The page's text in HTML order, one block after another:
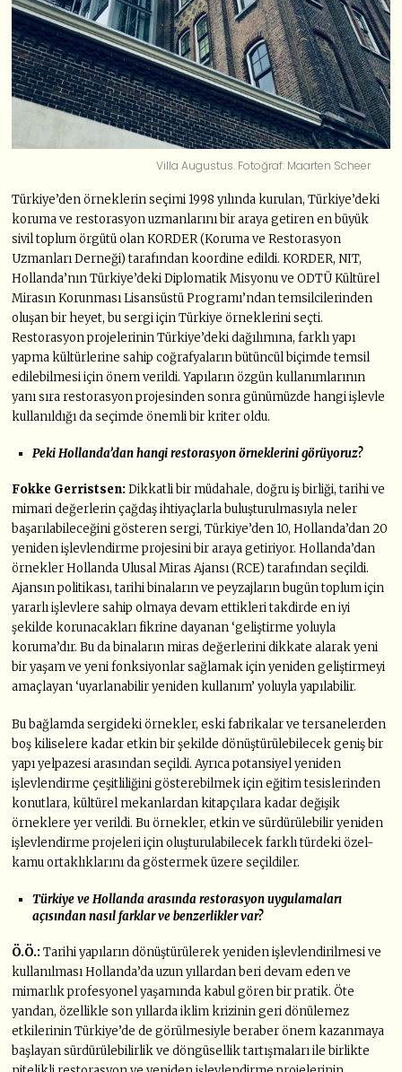
Villa Augustus. Fotoğraf: Maarten Scheer
Türkiye’den örneklerin seçimi 1998 yılında kurulan, Türkiye’deki
koruma ve restorasyon uzmanlarını bir araya getiren en büyük
sivil toplum örgütü olan KORDER (Koruma ve Restorasyon
Uzmanları Derneği) tarafından koordine edildi. KORDER, NIT,
Hollanda’nın Türkiye’deki Diplomatik Misyonu ve ODTÜ Kültürel
Mirasın Korunması Lisansüstü Programı’ndan temsilcilerinden
oluşan bir heyet, bu sergi için Türkiye örneklerini seçti.
Restorasyon projelerinin Türkiye’deki dağılımına, farklı yapı
yapma kültürlerine sahip coğrafyaların bütüncül biçimde temsil
edilebilmesi için önem verildi. Yapıların özgün kullanımlarının
yanı sıra restorasyon projesinden sonra günümüzde hangi işlevle
kullanıldığı da seçimde önemli bir kriter oldu.
Peki Hollanda’dan hangi restorasyon örneklerini görüyoruz?
Fokke Gerristsen:Dikkatli bir müdahale, doğru iş birliği, tarihi ve
mimari değerlerin çağdaş ihtiyaçlarla buluşturulmasıyla neler
başarılabileceğini gösteren sergi, Türkiye’den 10, Hollanda’dan 20
yeniden işlevlendirme projesini bir araya getiriyor. Hollanda’dan
örnekler Hollanda Ulusal Miras Ajansı (RCE) tarafından seçildi.
Ajansın politikası, tarihi binaların ve peyzajların bugün toplum için
yararlı işlevlere sahip olmaya devam ettikleri takdirde en iyi
şekilde korunacakları fikrine dayanan ‘geliştirme yoluyla
koruma’dır. Bu da binaların miras değerlerini dikkate alarak yeni
bir yaşam ve yeni fonksiyonlar sağlamak için yeniden geliştirmeyi
amaçlayan ‘uyarlanabilir yeniden kullanım’ yoluyla yapılabilir.
Bu bağlamda sergideki örnekler, eski fabrikalar ve tersanelerden
boş kiliselere kadar etkin bir şekilde dönüştürülebilecek geniş bir
yapı yelpazesi arasından seçildi. Ayrıca potansiyel yeniden
işlevlendirme çeşitliliğini gösterebilmek için eğitim tesislerinden
konutlara, kültürel mekanlardan kitapçılara kadar değişik
örneklere yer verildi. Bu örnekler, etkin ve sürdürülebilir yeniden
işlevlendirme projeleri için oluşturulabilecek farklı türdeki özel-
kamu ortaklıklarını da göstermek üzere seçildiler.
Türkiye ve Hollanda arasında restorasyon uygulamaları
açısından nasıl farklar ve benzerlikler var?
Ö.Ö.:Tarihi yapıların dönüştürülerek yeniden işlevlendirilmesi ve
kullanılması Hollanda’da uzun yıllardan beri devam eden ve
mimarlık profesyonel yaşamında kabul gören bir pratik. Öte
yandan, özellikle son yıllarda iklim krizinin geri dönülemez
etkilerinin Türkiye’de de görülmesiyle beraber önem kazanmaya
başlayan sürdürülebilirlik ve döngüsellik tartışmaları ile birlikte